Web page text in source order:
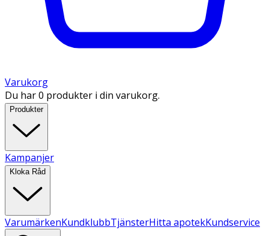
Varukorg
Du har 0 produkter i din varukorg.
Produkter
Kampanjer
Kloka Råd
VarumärkenKundklubbTjänsterHitta apotekKundservice